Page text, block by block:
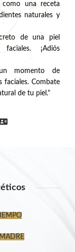
como una receta
naturales y
de una piel
¡Adiós
momento de
faciales. Combate
de tu piel."